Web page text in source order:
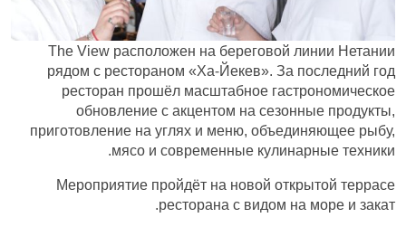
The View расположен на береговой линии Нетании
рядом с рестораном «Ха-Йекев». За последний год
ресторан прошёл масштабное гастрономическое
обновление с акцентом на сезонные продукты,
приготовление на углях и меню, объединяющее рыбу,
мясо и современные кулинарные техники.
Мероприятие пройдёт на новой открытой террасе
ресторана с видом на море и закат.